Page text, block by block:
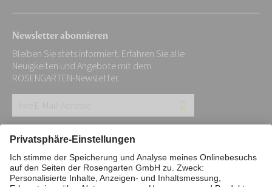
Newsletter abonnieren
Bleiben Sie stets informiert. Erfahren Sie alle
Neuigkeiten und Angebote mit dem
ROSENGARTEN-Newsletter.
E-
Mail-
Adresse:
*
Impressum Datenschutz
Stiftung
Interne Meldestelle
Zahlungsmittel